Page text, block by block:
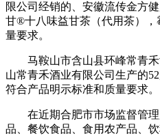
限公司经销的、安徽流传金方
甘®十八味益甘茶（代用茶）
量要求。
马鞍山市含山县环峰常青禾
山常青禾酒业有限公司生产的
符合产品明示标准和质量要求。
在近期合肥市市场监督管理
品、餐饮食品、食用农产品、